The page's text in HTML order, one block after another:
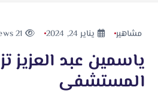
مشاهير يناير 24, 2024
ياسمين عبد العزيز
المستشفى